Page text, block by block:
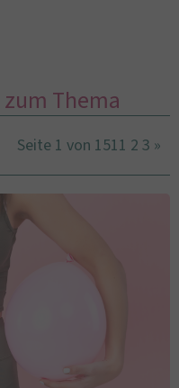
Thema
Seite 1 von 1511 2 3 »